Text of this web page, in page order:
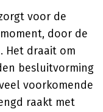
voor de
door de
Het draait om
besluitvorming
voorkomende
raakt met